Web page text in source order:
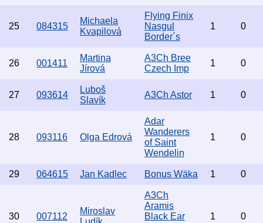
25 084315
Michaela
Kvapilová
Flying Finix
Nasgul
Border´s
1 0
26 001411
Martina
Jírová
A3Ch Bree
Czech Imp
1 0
27 093614
Luboš
Slavík
A3Ch Astor 1 0
28 093116 Olga Edrová
Adar
Wanderers
of Saint
Wendelin
1 0
29 064615 Jan Kadlec Bonus Wäka 1 0
30 007112
Miroslav
A3Ch
Aramis
Black Ear
1 0